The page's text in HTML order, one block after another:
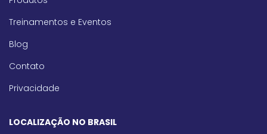
Treinamentos e Eventos
Blog
Contato
Privacidade
LOCALIZAÇÃO NO BRASIL